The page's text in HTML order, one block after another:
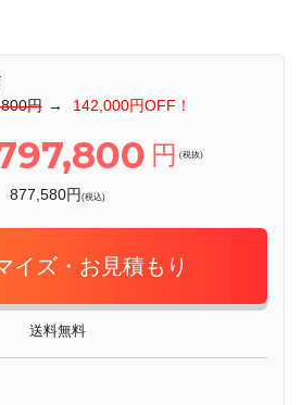
円 → 142,000円OFF！
円 (税抜)
877,580円(税込)
イズ・お見積もり
送料無料